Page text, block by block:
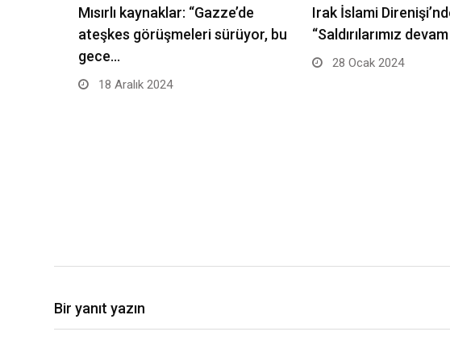
Mısırlı kaynaklar: “Gazze’de
ateşkes görüşmeleri sürüyor, bu
gece…
18 Aralık 2024
Irak İslami
“Saldırılarımız
28 Ocak 2024
Bir yanıt yazın